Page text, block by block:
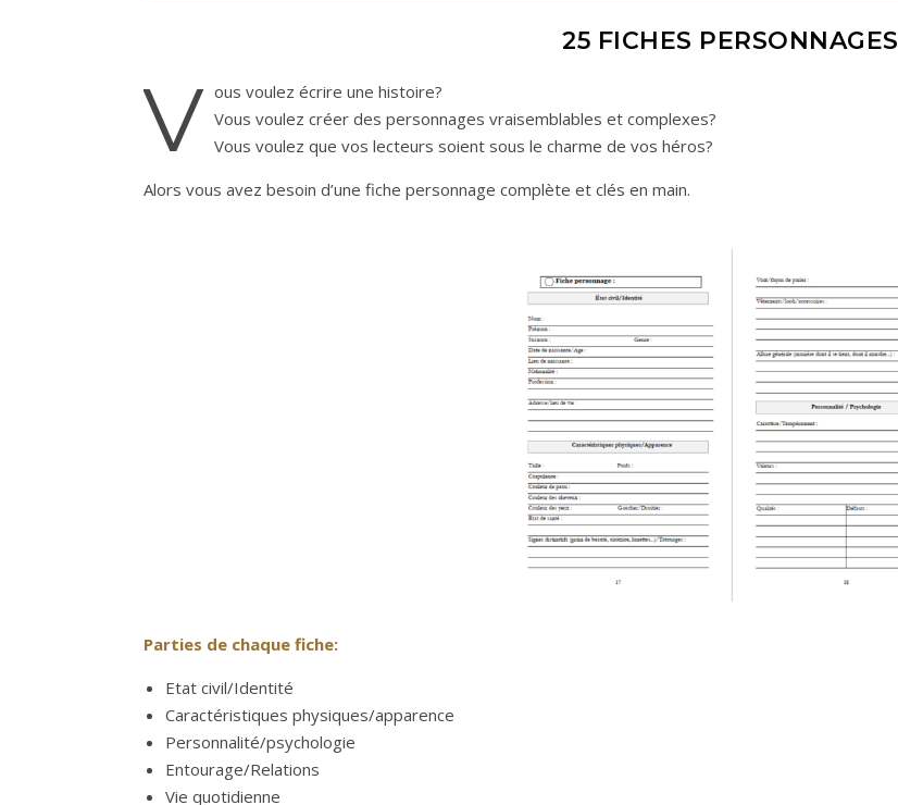
25 FICHES PERSONNAGES
V ous voulez écrire une histoire?
Vous voulez créer des personnages vraisemblables et complexes?
Vous voulez que vos lecteurs soient sous le charme de vos héros?
Alors vous avez besoin d’une fiche personnage complète et clés en main.
Parties de chaque fiche:
Etat civil/Identité
Caractéristiques physiques/apparence
Personnalité/psychologie
Entourage/Relations
Vie quotidienne